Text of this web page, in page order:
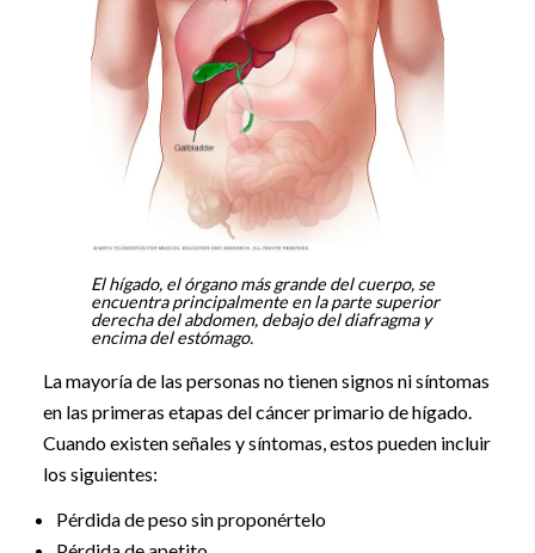
El hígado, el órgano más grande del cuerpo, se
encuentra principalmente en la parte superior
derecha del abdomen, debajo del diafragma y
encima del estómago.
La mayoría de las personas no tienen signos ni síntomas
en las primeras etapas del cáncer primario de hígado.
Cuando existen señales y síntomas, estos pueden incluir
los siguientes:
Pérdida de peso sin proponértelo